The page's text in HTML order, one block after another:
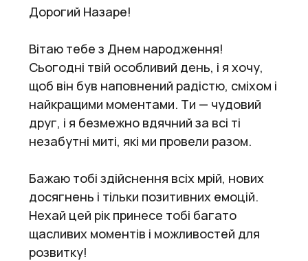
Дорогий Назаре!
Вітаю тебе з Днем народження!
Сьогодні твій особливий день, і я хочу,
щоб він був наповнений радістю, сміхом і
найкращими моментами. Ти — чудовий
друг, і я безмежно вдячний за всі ті
незабутні миті, які ми провели разом.
Бажаю тобі здійснення всіх мрій, нових
досягнень і тільки позитивних емоцій.
Нехай цей рік принесе тобі багато
щасливих моментів і можливостей для
розвитку!